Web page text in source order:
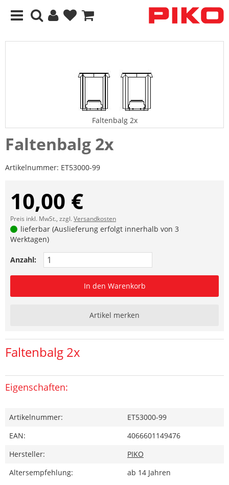
Faltenbalg 2x
Faltenbalg 2x
Artikelnummer: ET53000-99
10,00 €
Preis inkl. MwSt., zzgl.Versandkosten
lieferbar (Auslieferung erfolgt innerhalb von 3
Werktagen)
Anzahl:
In den Warenkorb
Artikel merken
Faltenbalg 2x
Eigenschaften:
Artikelnummer:
ET53000-99
EAN:
4066601149476
Hersteller:
PIKO
Altersempfehlung:
ab 14 Jahren